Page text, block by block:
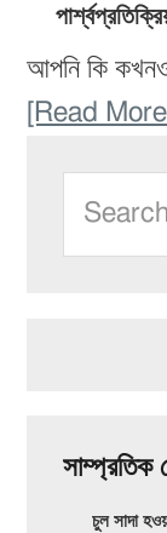
আপনি কি কখনও
[Read
Sidebar
this
website
সাম্প্রতিক
চুল সাদা